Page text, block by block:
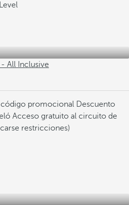
All Inclusive
código promocional Descuento
Acceso gratuito al circuito de
restricciones)